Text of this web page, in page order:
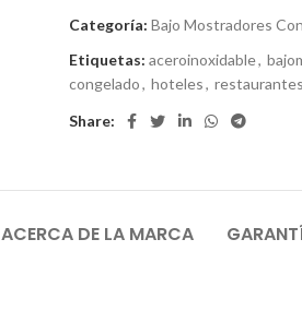
Categoría: Bajo Mostradores
Etiquetas: aceroinoxidable,
congelado, hoteles, restaurantes
Share:
ACERCA DE LA MARCA